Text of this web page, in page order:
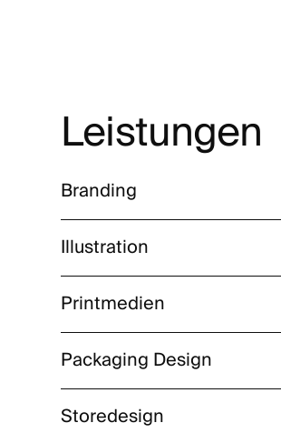
Leistungen
Branding
Illustration
Printmedien
Packaging Design
Storedesign